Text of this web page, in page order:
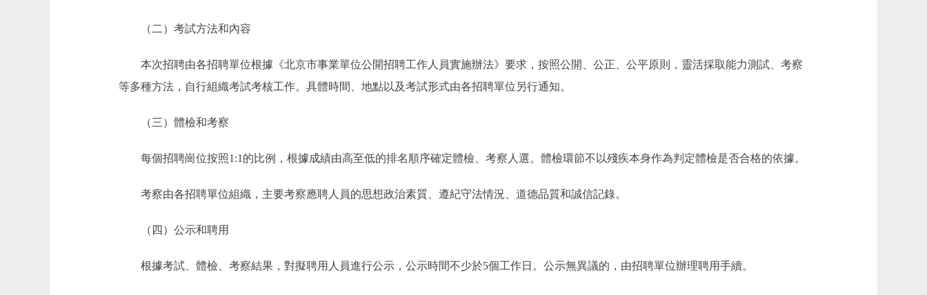
（二）考試方法和內容
本次招聘由各招聘單位根據《北京市事業單位公開招聘工作人員實施辦法》要求，按照公開、公正、公平原則，靈活採取能力測試、考察
等多種方法，自行組織考試考核工作。具體時間、地點以及考試形式由各招聘單位另行通知。
（三）體檢和考察
每個招聘崗位按照1:1的比例，根據成績由高至低的排名順序確定體檢、考察人選。體檢環節不以殘疾本身作為判定體檢是否合格的依據。
考察由各招聘單位組織，主要考察應聘人員的思想政治素質、遵紀守法情況、道德品質和誠信記錄。
（四）公示和聘用
根據考試、體檢、考察結果，對擬聘用人員進行公示，公示時間不少於5個工作日。公示無異議的，由招聘單位辦理聘用手續。